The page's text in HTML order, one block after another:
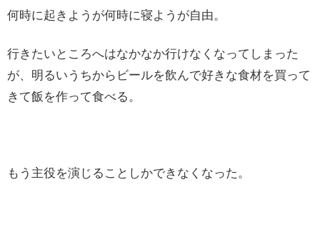
何時に起きようが何時に寝ようが自由。
行きたいところへはなかなか行けなくなってしまった
が、明るいうちからビールを飲んで好きな食材を買って
きて飯を作って食べる。
もう主役を演じることしかできなくなった。